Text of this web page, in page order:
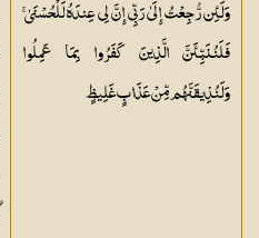
وَلَئِن رُّجِعْتُ إِلَىٰ رَبِّي إِنَّ لِي عِندَهُ لَلْحُسْنَىٰ ۚ
فَلَنُنَبِّئَنَّ الَّذِينَ كَفَرُوا بِمَا عَمِلُوا
وَلَنُذِيقَنَّهُم مِّنْ عَذَابٍغَلِيظٍ